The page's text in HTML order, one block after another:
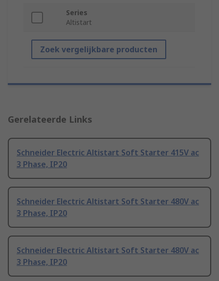
Series
Altistart
Zoek vergelijkbare producten
Gerelateerde Links
Schneider Electric Altistart Soft Starter 415V ac
3 Phase, IP20
Schneider Electric Altistart Soft Starter 480V ac
3 Phase, IP20
Schneider Electric Altistart Soft Starter 480V ac
3 Phase, IP20